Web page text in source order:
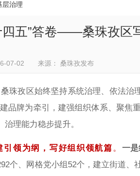
层治理
四五”答卷——桑珠孜区
07-02 来源： 桑珠孜发布
珠孜区始终坚持系统治理、依法治
品牌为牵引，建强组织体系、聚焦
治理能力稳步提升。
引领为纲，写好组织领航篇。 一
个、网格党小组52个，建立街道